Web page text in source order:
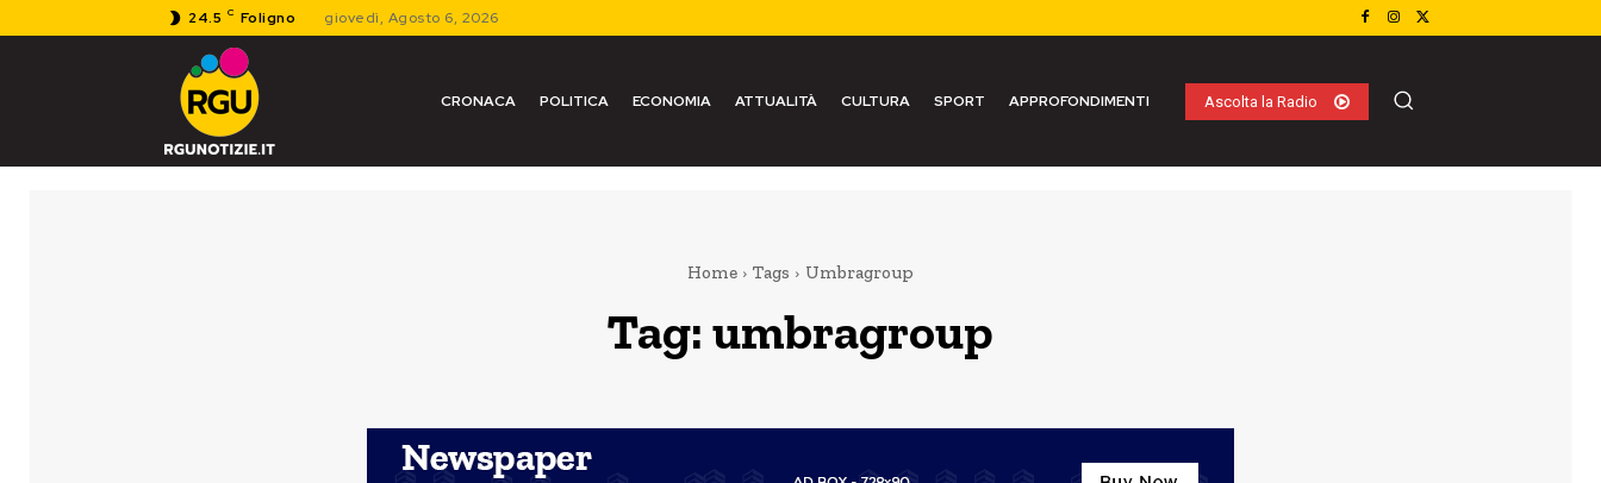
24.5 C Foligno giovedì, Agosto 6, 2026
CRONACA POLITICA ECONOMIA ATTUALITÀ CULTURA SPORT APPROFONDIMENTI Ascolta la Radio
Home Tags Umbragroup
Tag:umbragroup